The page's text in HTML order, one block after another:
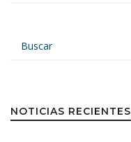
NOTICIAS RECIENTES